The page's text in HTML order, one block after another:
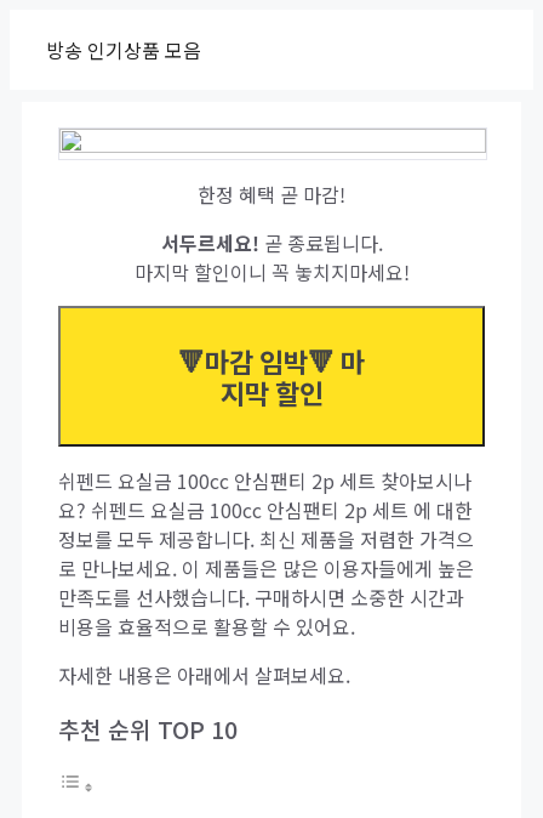
방송 인기상품 모음
한정 혜택 곧 마감!
서두르세요! 곧 종료됩니다.
마지막 할인이니 꼭 놓치지마세요!
🔻마감 임박🔻 마
지막 할인
쉬펜드 요실금 100cc 안심팬티 2p 세트 찾아보시나
요? 쉬펜드 요실금 100cc 안심팬티 2p 세트 에 대한
정보를 모두 제공합니다. 최신 제품을 저렴한 가격으
로 만나보세요. 이 제품들은 많은 이용자들에게 높은
만족도를 선사했습니다. 구매하시면 소중한 시간과
비용을 효율적으로 활용할 수 있어요.
자세한 내용은 아래에서 살펴보세요.
추천 순위 TOP 10